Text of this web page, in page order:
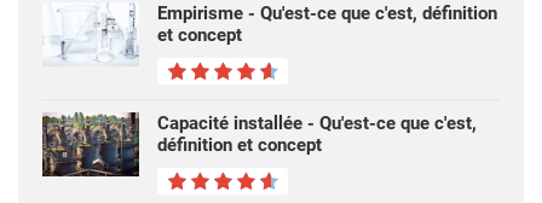
Empirisme - Qu'est-ce que c'est, définition
et concept
Capacité installée - Qu'est-ce que c'est,
définition et concept